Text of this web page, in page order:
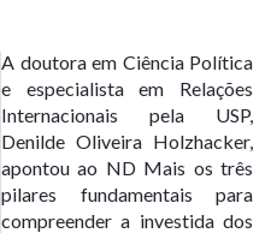
A doutora em Ciência Política
e especialista em Relações
Internacionais pela USP,
Denilde Oliveira Holzhacker,
apontou ao ND Mais os três
pilares fundamentais para
compreender a investida dos